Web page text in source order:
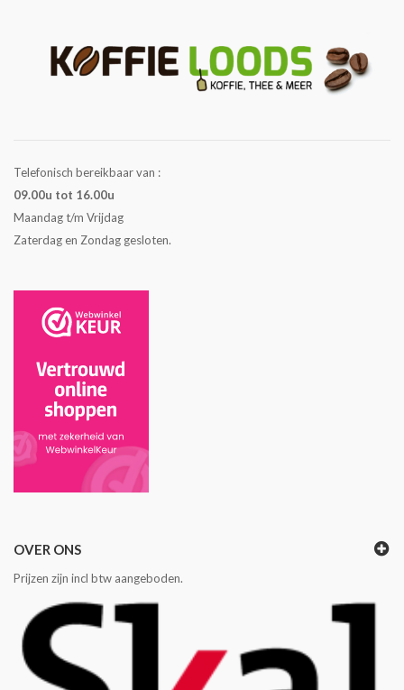
Telefonisch bereikbaar van :
09.00u tot 16.00u
Maandag t/m Vrijdag
Zaterdag en Zondag gesloten.
OVER ONS
Prijzen zijn incl btw aangeboden.